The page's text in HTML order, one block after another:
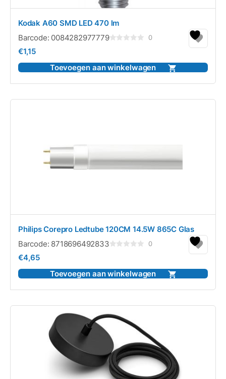
Kodak A60 SMD LED 470 lm
Barcode: 0084282977779
5
0
€1,15
Toevoegen aan winkelwagen
Philips Corepro Ledtube 120CM 14.5W 865C Glas
Barcode: 8718696492833
5
0
€4,65
Toevoegen aan winkelwagen